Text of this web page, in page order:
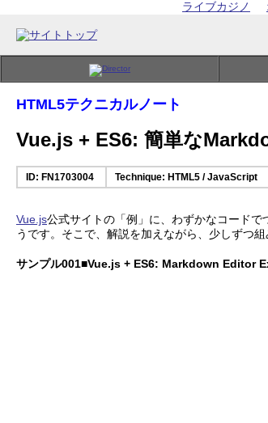
ライブカジノ
HTML5テクニカルノート
Vue.js + ES6: 簡単な
ID: FN1703004 Technique: HTML5 / JavaScript
Vue.js公式サイトの「例」に、わずかなコード
うです。そこで、解説を加えながら、少しずつ
サンプル001■Vue.js + ES6: Markdown Editor